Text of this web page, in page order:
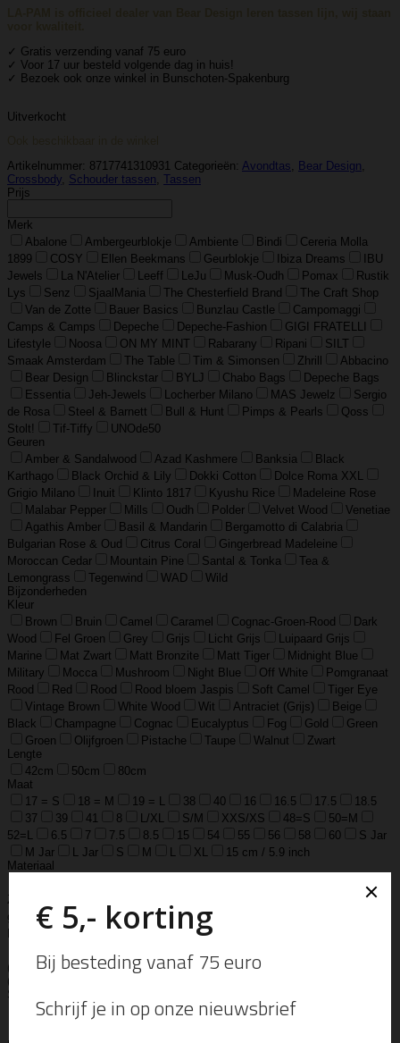
✓ Gratis verzending vanaf 75 euro
✓ Voor 17 uur besteld volgende dag in huis!
✓ Bezoek ook onze winkel in Bunschoten-Spakenburg
Uitverkocht
Artikelnummer: 8717741310931 Categorieën: Avondtas, Bear Design,
Crossbody, Schouder tassen, Tassen
Prijs
Merk
Abalone
Ambergeurblokje Ambiente Bindi
Cereria Molla
1899
COSY Ellen Beekmans Geurblokje Ibiza Dreams
IBU
Jewels
La N'Atelier Leeff LeJu Musk-Oudh Pomax
Rustik
Lys
Senz SjaalMania The Chesterfield Brand
The Craft Shop
Van de Zotte
Bauer Basics Bunzlau Castle
Campomaggi
Camps & Camps
Depeche Depeche-Fashion
GIGI FRATELLI
Lifestyle
Noosa ON MY MINT Rabarany Ripani
SILT
Smaak Amsterdam
The Table Tim & Simonsen Zhrill
Abbacino
Bear Design
Blinckstar BYLJ Chabo Bags
Depeche Bags
Essentia
Jeh-Jewels Locherber Milano MAS Jewelz
Sergio
de Rosa
Steel & Barnett Bull & Hunt Pimps & Pearls
Qoss
Stolt!
Tif-Tiffy
UNOde50
Geuren
Amber & Sandalwood
Azad Kashmere Banksia
Black
Karthago
Black Orchid & Lily Dokki Cotton
Dolce Roma XXL
Grigio Milano
Inuit Klinto 1817 Kyushu Rice
Madeleine Rose
Malabar Pepper
Mills Oudh Polder Velvet Wood
Venetiae
Agathis Amber
Basil & Mandarin
Bergamotto di Calabria
Bulgarian Rose & Oud
Citrus Coral
Gingerbread Madeleine
Moroccan Cedar
Mountain Pine Santal & Tonka
Tea &
Lemongrass
Tegenwind WAD
Wild
Bijzonderheden
Kleur
Brown
Bruin Camel Caramel Cognac-Groen-Rood
Dark
Wood
Fel Groen Grey Grijs Licht Grijs
Luipaard Grijs
Marine
Mat Zwart Matt Bronzite Matt Tiger
Midnight Blue
Military
Mocca Mushroom Night Blue Off White
Pomgranaat
Rood
Red Rood Rood bloem Jaspis Soft Camel
Tiger Eye
Vintage Brown
White Wood Wit Antraciet (Grijs)
Beige
Black
Champagne Cognac Eucalyptus Fog Gold
Green
Groen
Olijfgroen Pistache Taupe Walnut
Zwart
Lengte
42cm
50cm
80cm
Maat
17 = S
18 = M 19 = L 38 40 16 16.5 17.5
18.5
37
39 41 8 L/XL S/M XXS/XS 48=S
50=M
52=L
6.5 7 7.5 8.5 15 54 55 56 58 60
S Jar
M Jar
L Jar S M L XL
15 cm / 5.9 inch
Materiaal
Zilver geoxideerd, Goldfilled
925 sterling zilver, geoxideerd zilver en
goldfilled
Edelsteen Gemstone Lams Leer
Real Leather Runder Leer
(30 micron)
Parelmoer Teddy Zwaar Verzilverd
(15 micron)
Soort
Accessoires
Armband Armbandje Aroma Diffuser